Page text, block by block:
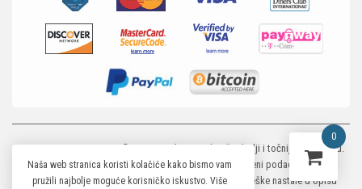
MP-ELEKTRONIKA SHOP© 2026. Trudimo se dati što bolji i točniji opis i sliku.
Unatoč tome, ne možemo garantirati da su svi navedeni podaci i slike u
potpunosti točni. Ne odgovaramo za eventualne pogreške nastale u opisu
0
Naša web stranica koristi kolačiće kako bismo vam
pružili najbolje moguće korisničko iskustvo. Više